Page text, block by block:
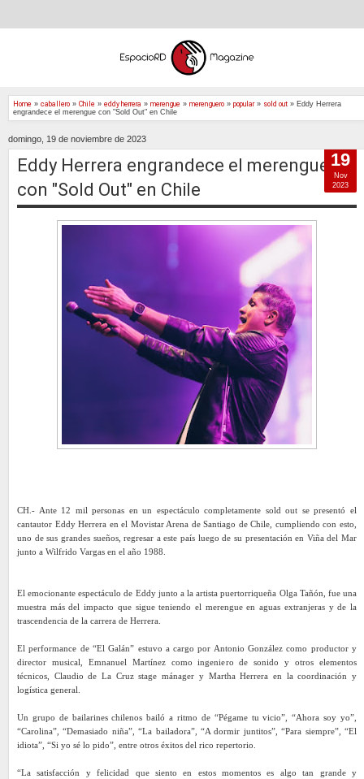
Home » caballero » Chile » eddy herrera » merengue » merenguero » popular» sold out » Eddy Herrera
engrandece el merengue con "Sold Out" en Chile
domingo, 19 de noviembre de 2023
Eddy Herrera engrandece el merengue
con "Sold Out" en Chile
CH.- Ante 12 mil personas en un espectáculo completamente sold out se presentó el
cantautor Eddy Herrera en el Movistar Arena de Santiago de Chile, cumpliendo con esto,
uno de sus grandes sueños, regresar a este país luego de su presentación en Viña del Mar
junto a Wilfrido Vargas en el año 1988.
El emocionante espectáculo de Eddy junto a la artista puertorriqueña Olga Tañón, fue una
muestra más del impacto que sigue teniendo el merengue en aguas extranjeras y de la
trascendencia de la carrera de Herrera.
El performance de “El Galán” estuvo a cargo por Antonio González como productor y
director musical, Emnanuel Martínez como ingeniero de sonido y otros elementos
técnicos, Claudio de La Cruz stage mánager y Martha Herrera en la coordinación y
logística general.
Un grupo de bailarines chilenos bailó a ritmo de “Pégame tu vicio”, “Ahora soy yo”,
“Carolina”, “Demasiado niña”, “La bailadora”, “A dormir juntitos”, “Para siempre”, “El
idiota”, “Si yo sé lo pido”, entre otros éxitos del rico repertorio.
“La satisfacción y felicidad que siento en estos momentos es algo tan grande y
19
Nov
2023